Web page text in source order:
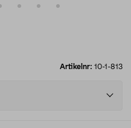
Artikelnr: 10-1-813